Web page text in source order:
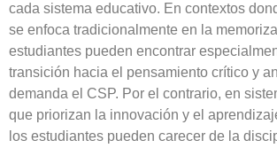
cada sistema educativo. En contextos
se enfoca tradicionalmente en la
estudiantes pueden encontrar
transición hacia el pensamiento crítico y
demanda el CSP. Por el contrario, en
que priorizan la innovación y el
los estudiantes pueden carecer de la